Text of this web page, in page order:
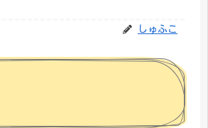
しゅふこ